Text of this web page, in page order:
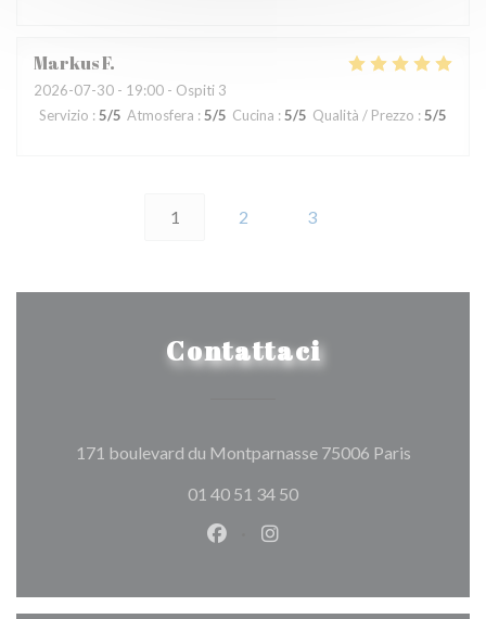
MarkusF
2026-07-30 - 19:00 - Ospiti 3
Servizio : 5/5 Atmosfera : 5/5 Cucina : 5/5 Qualità / Prezzo : 5/5
1 2 3
Contattaci
171 boulevard du Montparnasse 75006 Paris((apre
01 40 51 34 50
Facebook ((apre una nuova
Instagram ((apre una